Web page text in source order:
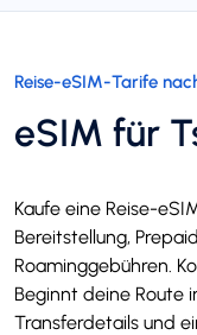
Reise-eSIM-Tarife
eSIM für
Kaufe eine Reise-
Bereitstellung,
Roaminggebühren.
Beginnt deine Route
Transferdetails und